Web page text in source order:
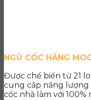
NGŨ CỐC HẰNG
Được chế biến từ 21
cung cấp năng
cốc nhà làm với